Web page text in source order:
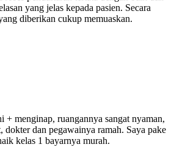
yang jelas kepada pasien. Secara
diberikan cukup memuaskan.
+ menginap, ruangannya sangat nyaman,
dokter dan pegawainya ramah. Saya pake
kelas 1 bayarnya murah.